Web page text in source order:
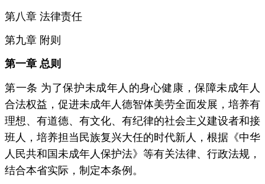
第八章 法律责任
第九章 附则
第一章 总则
第一条 为了保护未成年人的身心健康，保障未成年人
合法权益，促进未成年人德智体美劳全面发展，培养有
理想、有道德、有文化、有纪律的社会主义建设者和接
班人，培养担当民族复兴大任的时代新人，根据《中华
人民共和国未成年人保护法》等有关法律、行政法规，
结合本省实际，制定本条例。